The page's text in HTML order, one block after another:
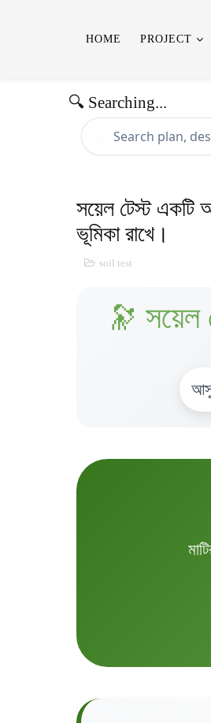
HOME PROJECT
🔍 Searching...
সয়েল টেস্ট একটি
ভূমিকা রাখে।
soil test
🔭 সয়েল